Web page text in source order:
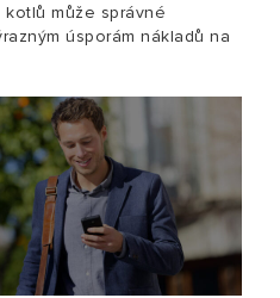
může správné
úsporám nákladů na